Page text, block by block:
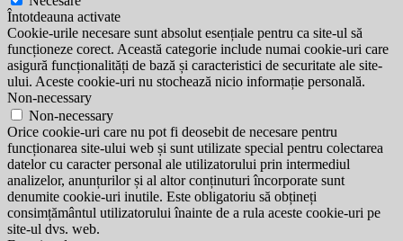
Întotdeauna activate
Cookie-urile necesare sunt absolut esențiale pentru ca site-ul să
funcționeze corect. Această categorie include numai cookie-uri care
asigură funcționalități de bază și caracteristici de securitate ale site-
ului. Aceste cookie-uri nu stochează nicio informație personală.
Non-necessary
Non-necessary
Orice cookie-uri care nu pot fi deosebit de necesare pentru
funcționarea site-ului web și sunt utilizate special pentru colectarea
datelor cu caracter personal ale utilizatorului prin intermediul
analizelor, anunțurilor și al altor conținuturi încorporate sunt
denumite cookie-uri inutile. Este obligatoriu să obțineți
consimțământul utilizatorului înainte de a rula aceste cookie-uri pe
site-ul dvs. web.